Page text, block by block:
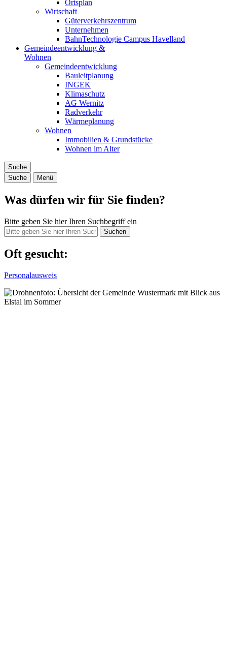
Ortsplan
Wirtschaft
Güterverkehrszentrum
Unternehmen
BahnTechnologie Campus Havelland
Gemeindeentwicklung &
Wohnen
Gemeindeentwicklung
Bauleitplanung
INGEK
Klimaschutz
AG Wernitz
Radverkehr
Wärmeplanung
Wohnen
Immobilien & Grundstücke
Wohnen im Alter
Suche
Suche
Menü
Was dürfen wir für Sie finden?
Bitte geben Sie hier Ihren Suchbegriff ein
Suchen
Oft gesucht:
Personalausweis